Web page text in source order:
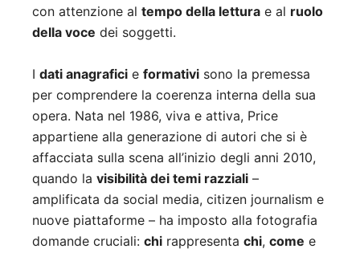
con attenzione al tempo della lettura e al ruolo
della voce dei soggetti.
I dati anagrafici e formativi sono la premessa
per comprendere la coerenza interna della sua
opera. Nata nel 1986, viva e attiva, Price
appartiene alla generazione di autori che si è
affacciata sulla scena all’inizio degli anni 2010,
quando la visibilità dei temi razziali –
amplificata da social media, citizen journalism e
nuove piattaforme – ha imposto alla fotografia
domande cruciali: chi rappresenta chi, come e